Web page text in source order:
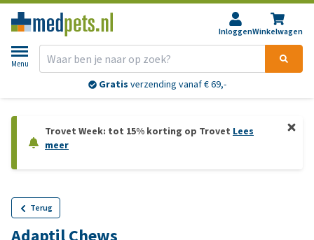
InloggenWinkelwagen
Menu
Gratis verzending vanaf € 69,-
Trovet Week: tot 15% korting op Trovet Lees
meer
Terug